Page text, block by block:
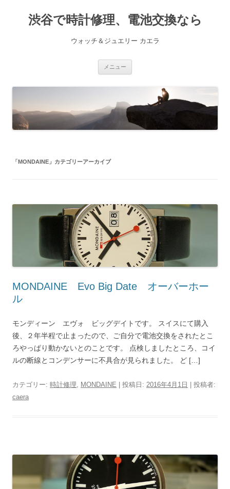
渋谷で時計修理、電池交換なら
ウォッチ＆ジュエリー カエラ
メニュー
ス
キ
プ
「MONDAINE 」カテゴリーアーカイブ
MONDAINE Evo Big Date オーバーホー
ル
モンディーン エヴォ ビッグデイトです。 スイスにて購入
後、２年半程で止まったので、ご自分で電池交換をされたとこ
ろやっぱり動かないとのことです。 点検しましたところ、コイ
ルの断線とコンデンサーに不具合が見られました。 ど […]
カテゴリー: 時計修理 MONDAINE | 投稿日: 2016年4月1日 | 投稿者:
caera